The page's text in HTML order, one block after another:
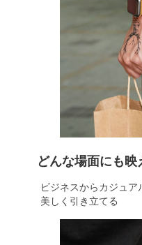
どんな場面にも
ビジネスからカジュ
美しく引き立てる